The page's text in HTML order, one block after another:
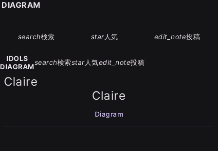
search検索 star人気 edit_note投稿
IDOLS
DIAGRAM
search検索star人気edit_note投稿
Claire
Claire
Diagram